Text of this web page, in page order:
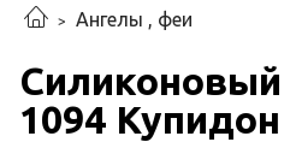
Ангелы , феи
1094